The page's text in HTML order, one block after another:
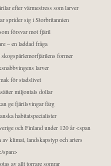
efter värmestress som larver
sprider sig i Storbritannien
försvar mot fjäril
– en laddad fråga
former
larver
för stadslivet
miljontals dollar
ge fjärilsvingar färg
habitatspecialister
och Finland under 120 år <span
klimat, landskapstyp och arters
span>
av allt torrare somrar